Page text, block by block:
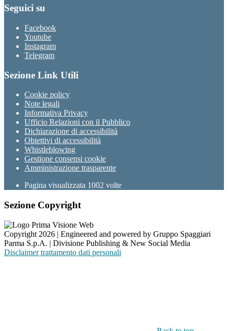
Seguici su
Facebook
Youtube
Instagram
Telegram
Sezione Link Utili
Cookie policy
Note legali
Informativa Privacy
Ufficio Relazioni con il Pubblico
Dichiarazione di accessibilità
Obiettivi di accessibilità
Whistleblowing
Gestione consensi cookie
Amministrazione trasparente
Pagina visualizzata 1002 volte
Sezione Copyright
Copyright 2026 | Engineered and powered by Gruppo Spaggiari
Parma S.p.A. | Divisione Publishing & New Social Media
Disclaimer trattamento dati personali